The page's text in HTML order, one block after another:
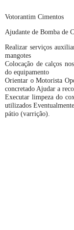
Votorantim Cimentos
Ajudante de Bomba de
Realizar serviços
mangotes
Colocação de calços
do equipamento
Orientar o Motorista
concretado Ajudar a
Executar limpeza do
utilizados
pátio (varrição).